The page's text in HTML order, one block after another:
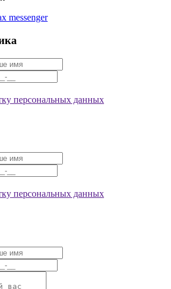
персональных данных
персональных данных